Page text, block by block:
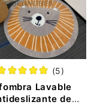
(5)
Lavable
de